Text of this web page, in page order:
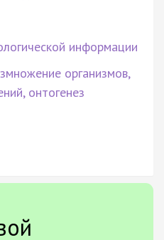
информации
организмов,
онтогенез